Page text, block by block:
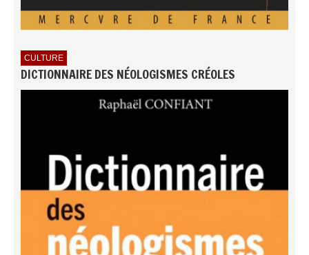
CULTURE
DICTIONNAIRE DES NÉOLOGISMES CRÉOLES